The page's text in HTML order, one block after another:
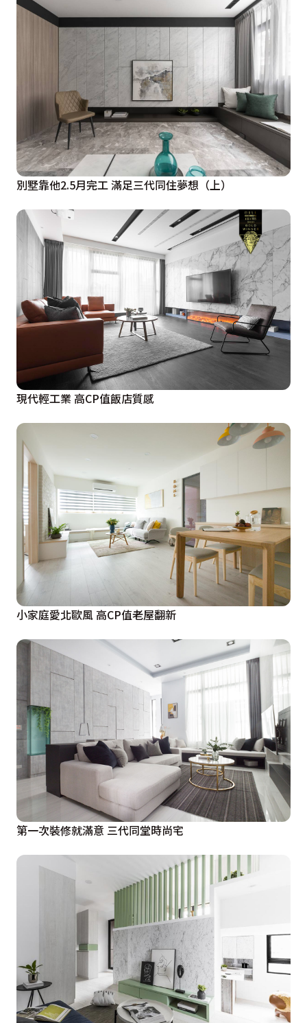
別墅靠他2.5月完工 滿足三代同住夢想（上）
現代輕工業 高CP值飯店質感
小家庭愛北歐風 高CP值老屋翻新
第一次裝修就滿意 三代同堂時尚宅